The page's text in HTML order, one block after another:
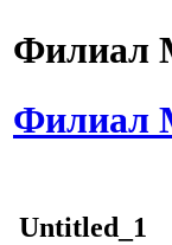
Филиал
Филиал
Untitled_1